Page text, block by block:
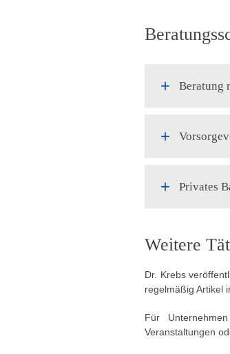
Beratung
Privates
Weitere
Dr. Krebs
regelmäßig Artikel
Für
Veranstaltungen